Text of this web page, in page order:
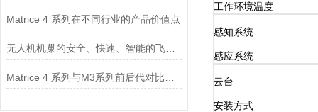
Matrice 4 系列在不同行业的产品价值点
无人机机巢的安全、快速、智能的飞行管理中心
工作环境温度
感知系统
感应系统
云台
安装方式